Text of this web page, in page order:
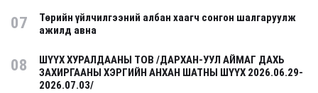
07
Төрийн үйлчилгээний албан хаагч сонгон шалгаруулж
ажилд авна
08
ШҮҮХ ХУРАЛДААНЫ ТОВ /ДАРХАН-УУЛ АЙМАГ ДАХЬ
ЗАХИРГААНЫ ХЭРГИЙН АНХАН ШАТНЫ ШҮҮХ 2026.06.29-
2026.07.03/